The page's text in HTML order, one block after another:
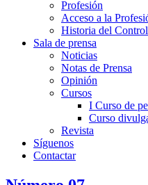
Profesión
Acceso a la
Historia del
Sala de prensa
Noticias
Notas de Prensa
Opinión
Cursos
I Curso de
Curso
Revista
Síguenos
Contactar